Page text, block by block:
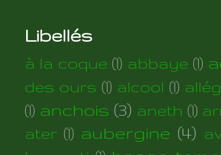
Libellés
à la coque (1) abbaye (1)
des ours (1) alcool (1)
(1) anchois (3) aneth (1)
ater (1) aubergine (4)